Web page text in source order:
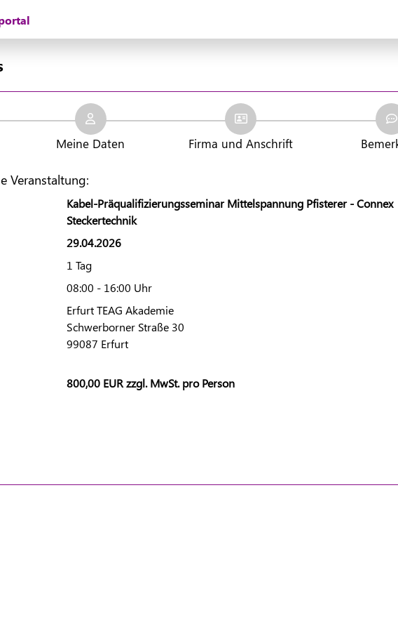
Meine Daten Firma und Anschrift
Veranstaltung:
Kabel-Präqualifizierungsseminar Mittelspannung Pfisterer - Connex
Steckertechnik
29.04.2026
1 Tag
08:00 - 16:00 Uhr
Erfurt TEAG Akademie
Schwerborner Straße 30
99087 Erfurt
800,00 EUR zzgl. MwSt. pro Person